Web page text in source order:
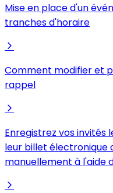
Mise en place d'un
tranches d'horaire
Comment modifier et
rappel
Enregistrez vos invités
leur billet électronique
manuellement à l'aide